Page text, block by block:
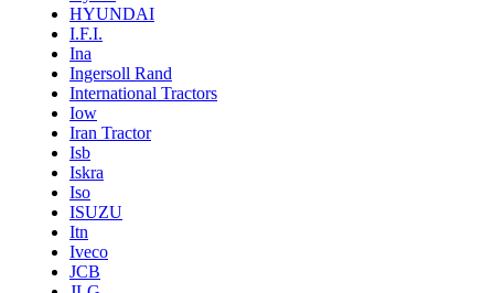
HYUNDAI
I.F.I.
Ina
Ingersoll Rand
International Tractors
Iow
Iran Tractor
Isb
Iskra
Iso
ISUZU
Itn
Iveco
JCB